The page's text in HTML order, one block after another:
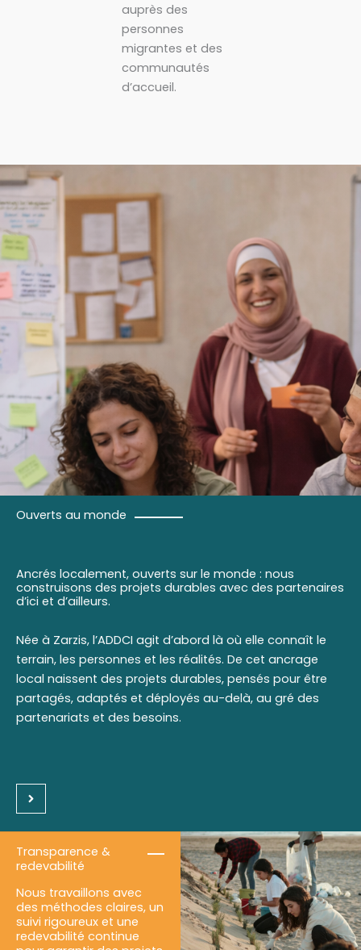
auprès des
personnes
migrantes et des
communautés
d’accueil.
Ouverts au monde
Ancrés localement, ouverts sur le monde : nous
construisons des projets durables avec des partenaires
d’ici et d’ailleurs.
Née à Zarzis, l’ADDCI agit d’abord là où elle connaît le
terrain, les personnes et les réalités. De cet ancrage
local naissent des projets durables, pensés pour être
partagés, adaptés et déployés au-delà, au gré des
partenariats et des besoins.
Transparence &
redevabilité
Nous travaillons avec
des méthodes claires, un
suivi rigoureux et une
redevabilité continue